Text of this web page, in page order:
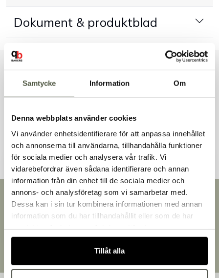
Samtycke Information Om
Denna webbplats använder cookies
Vi använder enhetsidentifierare för att anpassa innehållet
och annonserna till användarna, tillhandahålla funktioner
för sociala medier och analysera vår trafik. Vi
vidarebefordrar även sådana identifierare och annan
information från din enhet till de sociala medier och
annons- och analysföretag som vi samarbetar med.
Dessa kan i sin tur kombinera informationen med annan
information som du har tillhandahållit eller som de har
Tillåt alla
Kundtjänst
Kontakt
Dokument & produktblad
Andra kunder tittade även på
Snabb leverans
Leverans inom 3-5 arbetsdagar.
Brett sortiment
Över 30 000 produkter
Designat och tillverkat i Småland
Välkommen till Bakers!
Handlar du som företag eller privatperson?
Fortsätt som privatperson